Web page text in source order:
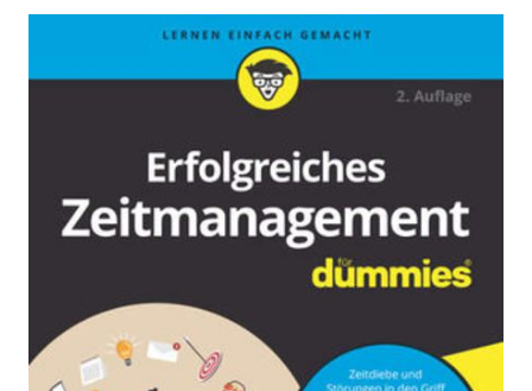
Erfolgreiches Zeitmanagement für
Zur Wunschliste hinzufügen
VonMarkus Dörr
Verlag: Wiley-
VCH|Wiley-VCH
Buch 300 Seiten